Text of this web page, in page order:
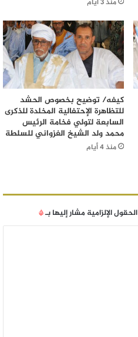
كيفه/ توضيح بخصوص الحشد
للتظاهرة الإحتفالية المخلدة للذكرى
السابعة لتولي فخامة الرئيس
محمد ولد الشيخ الغزواني للسلطة
منذ 4 أيام
الحقول الإلزامية مشار إليها بـ*